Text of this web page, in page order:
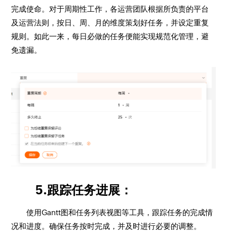
完成使命。对于周期性工作，各运营团队根据所负责的平台
及运营法则，按日、周、月的维度策划好任务，并设定重复
规则。如此一来，每日必做的任务便能实现规范化管理，避
免遗漏。
5.跟踪任务进展：
使用Gantt图和任务列表视图等工具，跟踪任务的完成情
况和进度。确保任务按时完成，并及时进行必要的调整。